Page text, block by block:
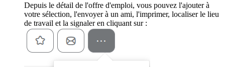
Depuis le détail de l'offre d'emploi, vous pouvez l'ajouter à
votre sélection, l'envoyer à un ami, l'imprimer, localiser le lieu
de travail et la signaler en cliquant sur :